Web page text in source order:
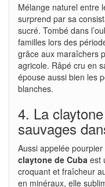
Mélange naturel entre
surprend par sa
sucré. Tombé dans
familles lors des
grâce aux maraîchers
agricole. Râpé cru en
épouse aussi bien les
blanches.
4. La
sauvages
Aussi appelée pourpier
claytone de Cuba est
croquant et fraîcheur
en minéraux, elle